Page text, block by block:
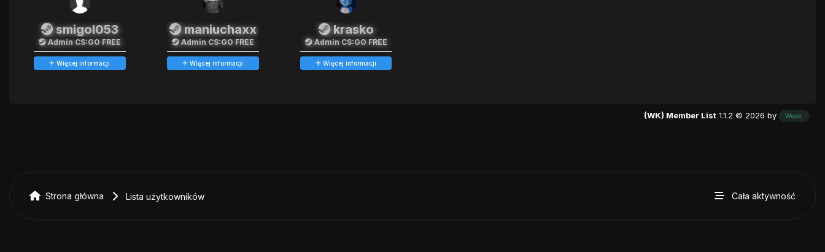
smigol053
Admin CS:GO FREE
Więcej informacji
maniuchaxx
Admin CS:GO FREE
Więcej informacji
krasko
Admin CS:GO FREE
Więcej informacji
(WK) Member List 1.1.2 © 2026 by Weak.
Cała aktywność
Strona główna Lista użytkowników